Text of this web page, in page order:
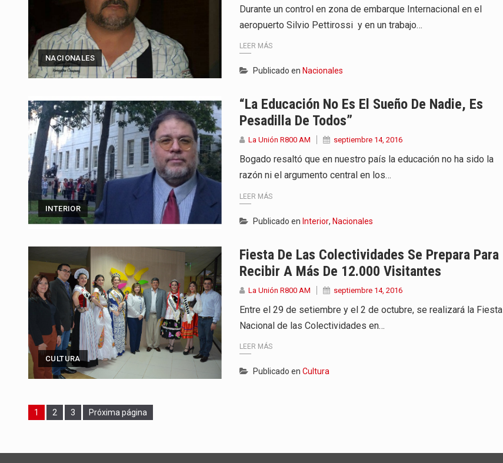
NACIONALES
Durante un control en zona de embarque Internacional en el
aeropuerto Silvio Pettirossi y en un trabajo…
LEER MÁS
Publicado en Nacionales
INTERIOR
“La Educación No Es El Sueño De Nadie, Es
Pesadilla De Todos”
La Unión R800 AM septiembre 14, 2016
Bogado resaltó que en nuestro país la educación no ha sido la
razón ni el argumento central en los…
LEER MÁS
Publicado en Interior, Nacionales
CULTURA
Fiesta De Las Colectividades Se Prepara Para
Recibir A Más De 12.000 Visitantes
La Unión R800 AM septiembre 14, 2016
Entre el 29 de setiembre y el 2 de octubre, se realizará la Fiesta
Nacional de las Colectividades en…
LEER MÁS
Publicado en Cultura
Page
1 Page
2 Page
3 Próxima página